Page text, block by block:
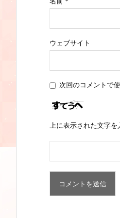
ウェブサイト
次回のコメントで
上に表示された文字を